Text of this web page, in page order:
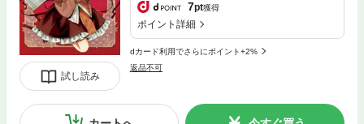
試し読み
7pt獲得
ポイント詳細
dカード利用でさらにポイント+2%
返品不可